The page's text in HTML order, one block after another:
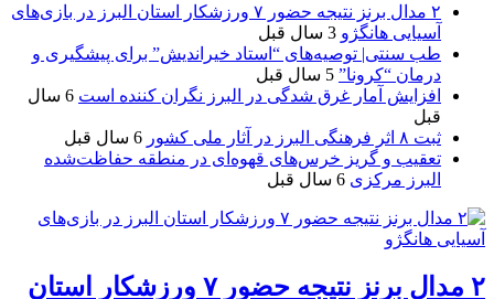
۲ مدال برنز نتیجه حضور ۷ ورزشکار استان البرز در بازی‌های
آسیایی هانگژو 3 سال قبل
طب سنتی| توصیه‌‌های “استاد خیراندیش” برای پیشگیری و
درمان “کرونا” 5 سال قبل
افزایش آمار غرق شدگی در البرز نگران کننده است
6 سال
قبل
ثبت ۸ اثر فرهنگی البرز در آثار ملی کشور
6 سال قبل
تعقیب و گریز خرس‌های قهوه‌ای در منطقه حفاظت‌شده
البرز مرکزی 6 سال قبل
۲ مدال برنز نتیجه حضور ۷ ورزشکار استان